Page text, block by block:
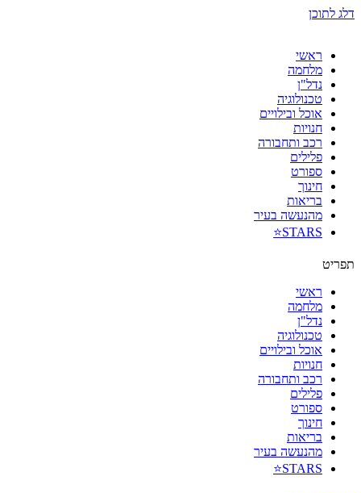
דלג לתוכן
ראשי
מלחמה
נדל"ן
טכנולוגיה
אוכל ובילויים
חנויות
רכב ותחבורה
פלילים
ספורט
חינוך
בריאות
מהנעשה בעיר
STARS⭐
תפריט
ראשי
מלחמה
נדל"ן
טכנולוגיה
אוכל ובילויים
חנויות
רכב ותחבורה
פלילים
ספורט
חינוך
בריאות
מהנעשה בעיר
STARS⭐